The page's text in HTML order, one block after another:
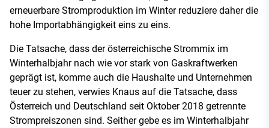
erneuerbare Stromproduktion im Winter reduziere daher die
hohe Importabhängigkeit eins zu eins.
Die Tatsache, dass der österreichische Strommix im
Winterhalbjahr nach wie vor stark von Gaskraftwerken
geprägt ist, komme auch die Haushalte und Unternehmen
teuer zu stehen, verwies Knaus auf die Tatsache, dass
Österreich und Deutschland seit Oktober 2018 getrennte
Strompreiszonen sind. Seither gebe es im Winterhalbjahr